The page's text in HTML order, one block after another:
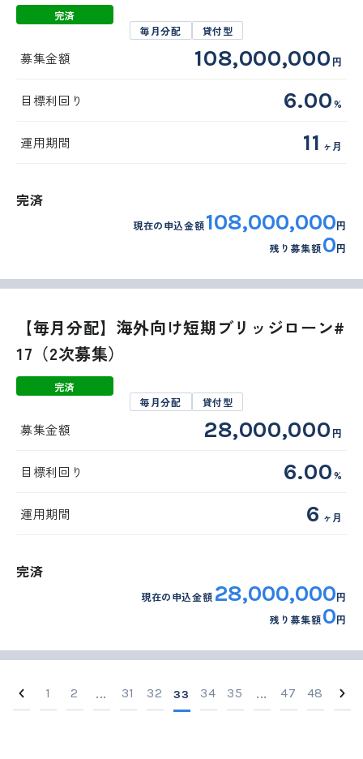
完済
毎月分配 貸付型
募集金額 108,000,000 円
目標利回り 6.00%
運用期間 11 ヶ月
完済
現在の申込金額108,000,000円
残り募集額0円
完済
【毎月分配】海外向け短期ブリッジローン#
17（2次募集）
毎月分配 貸付型
募集金額 28,000,000 円
目標利回り 6.00%
運用期間 6 ヶ月
完済
現在の申込金額 28,000,000円
残り募集額0円
1 2 ... 31 32 33 34 35 ... 47 48